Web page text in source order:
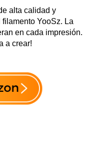
alta calidad y
YooSz. La
en cada impresión.
a crear!